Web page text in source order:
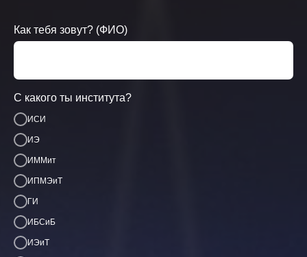
Как тебя зовут? (ФИО)
С какого ты института?
ИСИ
ИЭ
ИММит
ИПМЭиТ
ГИ
ИБСиБ
ИЭиТ